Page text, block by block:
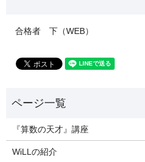
合格者 下（WEB）
『算数の天才』講座
WiLLの紹介